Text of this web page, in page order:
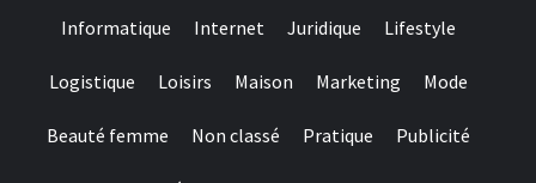
Informatique Internet Juridique Lifestyle
Logistique Loisirs Maison Marketing Mode
Beauté femme Non classé Pratique Publicité